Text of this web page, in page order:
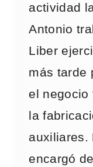
actividad
Antonio
Liber
más tarde
el negocio
la
auxiliares.
encargó